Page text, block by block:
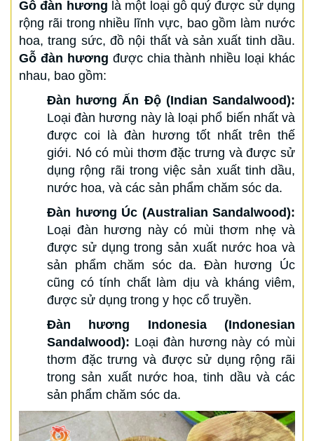
Gỗ đàn hương là một loại gỗ quý được sử dụng
rộng rãi trong nhiều lĩnh vực, bao gồm làm nước
hoa, trang sức, đồ nội thất và sản xuất tinh dầu.
Gỗ đàn hương được chia thành nhiều loại khác
nhau, bao gồm:
Đàn hương Ấn Độ (Indian Sandalwood):
Loại đàn hương này là loại phổ biến nhất và
được coi là đàn hương tốt nhất trên thế
giới. Nó có mùi thơm đặc trưng và được sử
dụng rộng rãi trong việc sản xuất tinh dầu,
nước hoa, và các sản phẩm chăm sóc da.
Đàn hương Úc (Australian Sandalwood):
Loại đàn hương này có mùi thơm nhẹ và
được sử dụng trong sản xuất nước hoa và
sản phẩm chăm sóc da. Đàn hương Úc
cũng có tính chất làm dịu và kháng viêm,
được sử dụng trong y học cổ truyền.
Đàn hương Indonesia (Indonesian
Sandalwood): Loại đàn hương này có mùi
thơm đặc trưng và được sử dụng rộng rãi
trong sản xuất nước hoa, tinh dầu và các
sản phẩm chăm sóc da.